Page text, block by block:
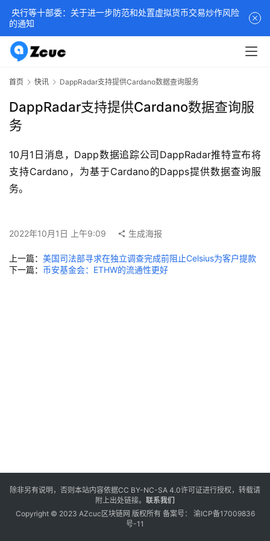
首页 快讯 DappRadar支持提供Cardano数据查询服务
DappRadar支持提供Cardano数据查询服
务
10月1日消息，Dapp数据追踪公司DappRadar推特宣布将
支持Cardano，为基于Cardano的Dapps提供数据查询服
务。
2022年10月1日 上午9:09 生成海报
上一篇： 美国司法部寻求在独立调查完成前阻止Celsius为客户提款
下一篇： 币安基金会：ETHW的流通性更好
除非另有说明，否则本站内容依据CC BY-NC-SA 4.0许可证进行授权，转载请
附上出处链接。 联系我们
Copyright © 2023 AZcuc区块链网 版权所有 备案号： 渝ICP备17009836
号-11
央行等十部委：关于进一步防范和处置虚拟货币交易炒作风险
的通知